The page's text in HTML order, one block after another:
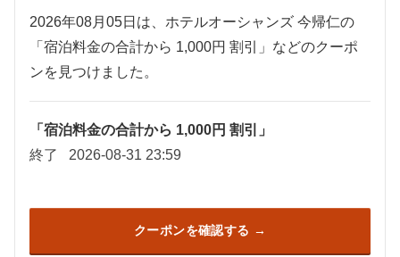
2026年08月05日は、ホテルオーシャンズ 今帰仁の
「宿泊料金の合計から 1,000円 割引」などのクーポ
ンを見つけました。
「宿泊料金の合計から 1,000円 割引」
終了
2026-08-31 23:59
クーポンを確認する